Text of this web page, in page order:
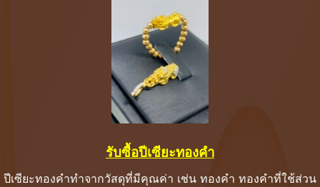
รับซื้อปีเซียะทองคำ
ปีเซียะทองคำทำจากวัสดุที่มีคุณค่า เช่น ทองคำ ทองคำที่ใช้ส่วน